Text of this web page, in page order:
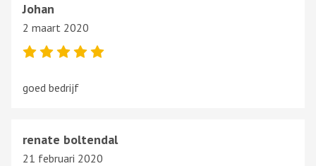
Johan
2 maart 2020
goed bedrijf
renate boltendal
21 februari 2020